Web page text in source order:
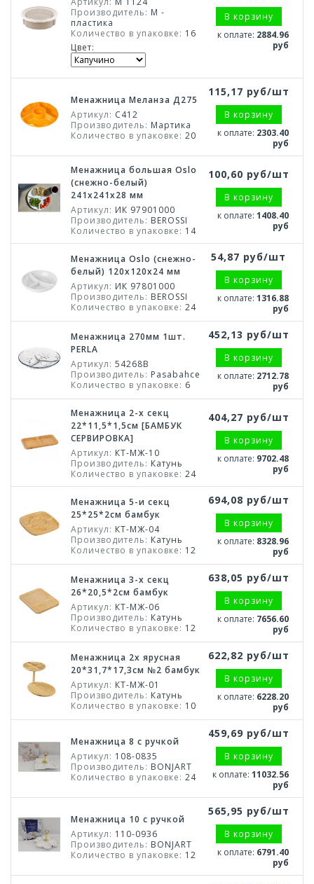
Производитель: М -
пластика
Количество в упаковке: 16
Цвет:
В корзину
к оплате: 2884.96
руб
Менажница Меланза Д275
Артикул: С412
Производитель: Мартика
Количество в упаковке: 20
115,17 руб/шт
В корзину
к оплате: 2303.40
руб
Менажница большая Oslo
(снежно-белый)
241x241x28 мм
Артикул: ИК 97901000
Производитель: BEROSSI
Количество в упаковке: 14
100,60 руб/шт
В корзину
к оплате: 1408.40
руб
Менажница Oslo (снежно-
белый) 120x120х24 мм
Артикул: ИК 97801000
Производитель: BEROSSI
Количество в упаковке: 24
54,87 руб/шт
В корзину
к оплате: 1316.88
руб
Менажница 270мм 1шт.
PERLA
Артикул: 54268B
Производитель: Pasabahce
Количество в упаковке: 6
452,13 руб/шт
В корзину
к оплате: 2712.78
руб
Менажница 2-х секц
22*11,5*1,5см [БАМБУК
СЕРВИРОВКА]
Артикул: КТ-МЖ-10
Производитель: Катунь
Количество в упаковке: 24
404,27 руб/шт
В корзину
к оплате: 9702.48
руб
Менажница 5-и секц
25*25*2см бамбук
Артикул: КТ-МЖ-04
Производитель: Катунь
Количество в упаковке: 12
694,08 руб/шт
В корзину
к оплате: 8328.96
руб
Менажница 3-х секц
26*20,5*2см бамбук
Артикул: КТ-МЖ-06
Производитель: Катунь
Количество в упаковке: 12
638,05 руб/шт
В корзину
к оплате: 7656.60
руб
Менажница 2х ярусная
20*31,7*17,3см №2 бамбук
Артикул: КТ-МЖ-01
Производитель: Катунь
Количество в упаковке: 10
622,82 руб/шт
В корзину
к оплате: 6228.20
руб
Менажница 8 с ручкой
Артикул: 108-0835
Производитель: BONJART
Количество в упаковке: 24
459,69 руб/шт
В корзину
к оплате: 11032.56
руб
Менажница 10 с ручкой
Артикул: 110-0936
Производитель: BONJART
Количество в упаковке: 12
565,95 руб/шт
В корзину
к оплате: 6791.40
руб